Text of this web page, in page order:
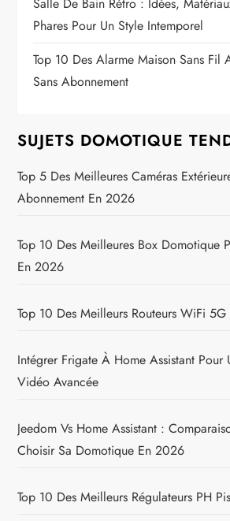
Salle De Bain Rétro : Idées,
Phares Pour Un Style Intemporel
Top 10 Des Alarme Maison Sans Fil
Sans Abonnement
SUJETS DOMOTIQUE
Top 5 Des Meilleures Caméras
Abonnement En 2026
Top 10 Des Meilleures Box Domotique
En 2026
Top 10 Des Meilleurs Routeurs WiFi
Intégrer Frigate À Home Assistant Pour
Vidéo Avancée
Jeedom Vs Home Assistant :
Choisir Sa Domotique En 2026
Top 10 Des Meilleurs Régulateurs PH